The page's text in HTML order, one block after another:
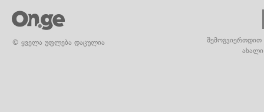
© ყველა უფლება დაცულია
შემოგვიერთდით
ახალი